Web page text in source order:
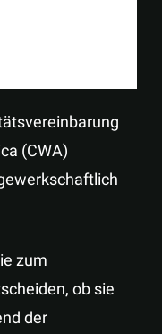
(CWA)
zum
ob sie
der